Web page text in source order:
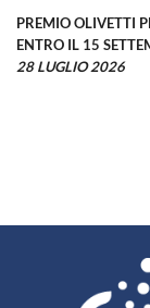
PREMIO OLIVETTI
ENTRO IL 15
28 LUGLIO 2026